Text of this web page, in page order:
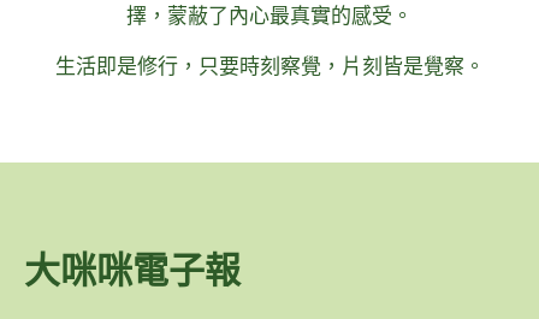
擇，蒙蔽了內心最真實的感受。
生活即是修行，只要時刻察覺，片刻皆是覺察。
大咪咪電子報